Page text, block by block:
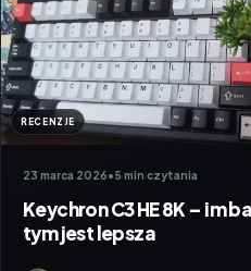
RECENZJE
23 marca 2026•5 min czytania
Keychron C3 HE 8K – im
tym jest lepsza